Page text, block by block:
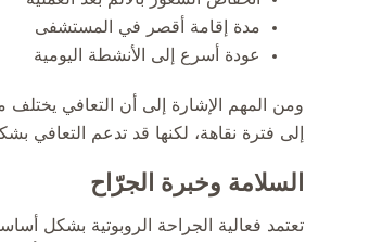
مدة إقامة أقصر في المستشفى
عودة أسرع إلى الأنشطة اليومية
ومن المهم الإشارة إلى أن التعافي
إلى فترة نقاهة، لكنها قد تدعم التعافي
السلامة وخبرة الجرّاح
تعتمد فعالية الجراحة الروبوتية بشكل